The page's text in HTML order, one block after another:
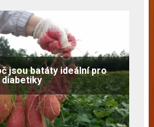
jsou batáty ideální pro
diabetiky